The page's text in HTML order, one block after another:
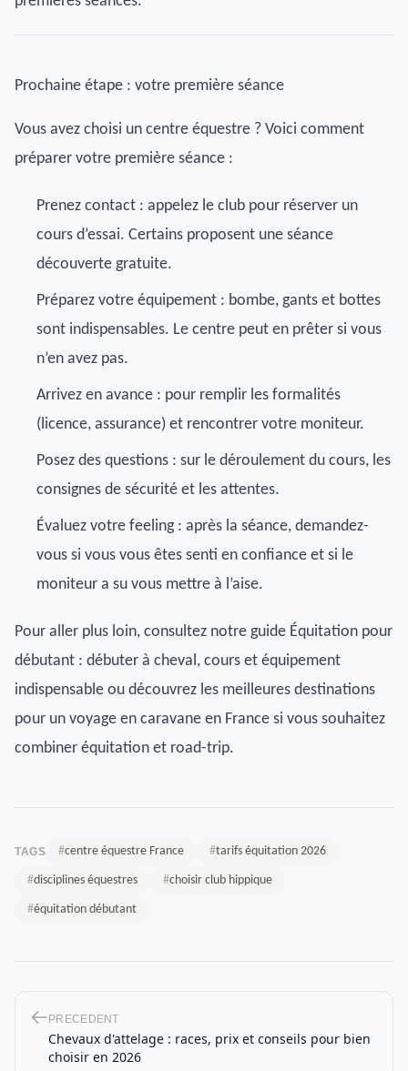
Prochaine étape : votre première séance
Vous avez choisi un centre équestre ? Voici comment
préparer votre première séance :
Prenez contact : appelez le club pour réserver un
cours d’essai. Certains proposent une séance
découverte gratuite.
Préparez votre équipement : bombe, gants et bottes
sont indispensables. Le centre peut en prêter si vous
n’en avez pas.
Arrivez en avance : pour remplir les formalités
(licence, assurance) et rencontrer votre moniteur.
Posez des questions : sur le déroulement du cours, les
consignes de sécurité et les attentes.
Évaluez votre feeling : après la séance, demandez-
vous si vous vous êtes senti en confiance et si le
moniteur a su vous mettre à l’aise.
Pour aller plus loin, consultez notre guide Équitation pour
débutant : débuter à cheval, cours et équipement
indispensable ou découvrez les meilleures destinations
pour un voyage en caravane en France si vous souhaitez
combiner équitation et road-trip.
TAGS #centre équestre France #tarifs équitation 2026
#disciplines équestres #choisir club hippique
#équitation débutant
PRECEDENT
Chevaux d'attelage : races, prix et conseils pour bien
choisir en 2026